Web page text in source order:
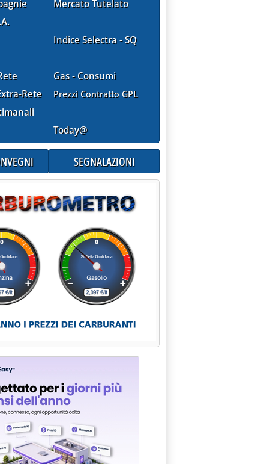
Rete
Mercato Tutelato
Indice Selectra - SQ
Gas - Consumi
Prezzi Contratto GPL
Today@
SEGNALAZIONI